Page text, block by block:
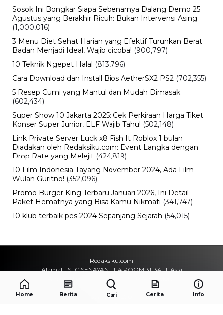
Sosok Ini Bongkar Siapa Sebenarnya Dalang Demo 25
Agustus yang Berakhir Ricuh: Bukan Intervensi Asing
(1,000,016)
3 Menu Diet Sehat Harian yang Efektif Turunkan Berat
Badan Menjadi Ideal, Wajib dicoba! (900,797)
10 Teknik Ngepet Halal (813,796)
Cara Download dan Install Bios AetherSX2 PS2 (702,355)
5 Resep Cumi yang Mantul dan Mudah Dimasak
(602,434)
Super Show 10 Jakarta 2025: Cek Perkiraan Harga Tiket
Konser Super Junior, ELF Wajib Tahu! (502,148)
Link Private Server Luck x8 Fish It Roblox 1 bulan
Diadakan oleh Redaksiku.com: Event Langka dengan
Drop Rate yang Melejit (424,819)
10 Film Indonesia Tayang November 2024, Ada Film
Wulan Guritno! (352,096)
Promo Burger King Terbaru Januari 2026, Ini Detail
Paket Hematnya yang Bisa Kamu Nikmati (341,747)
10 klub terbaik pes 2024 Sepanjang Sejarah (54,015)
Redaksiku.com
Alamat : STC SENAYAN LT.4 ROOM 31-34 Jl. Asia
Afrika , Pintu IX Senayan, RT.1/RW.3, Gelora,
Kecamatan Tanah Abang, Daerah Khusus Ibukota
Jakarta 10270
Home Berita Cari Cerita Info